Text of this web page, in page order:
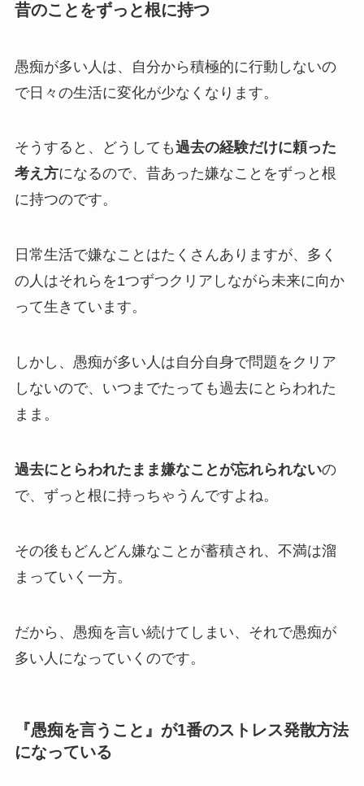
昔のことをずっと根に持つ
愚痴が多い人は、自分から積極的に行動しないの
で日々の生活に変化が少なくなります。
そうすると、どうしても過去の経験だけに頼った
考え方になるので、昔あった嫌なことをずっと根
に持つのです。
日常生活で嫌なことはたくさんありますが、多く
の人はそれらを1つずつクリアしながら未来に向か
って生きています。
しかし、愚痴が多い人は自分自身で問題をクリア
しないので、いつまでたっても過去にとらわれた
まま。
過去にとらわれたまま嫌なことが忘れられないの
で、ずっと根に持っちゃうんですよね。
その後もどんどん嫌なことが蓄積され、不満は溜
まっていく一方。
だから、愚痴を言い続けてしまい、それで愚痴が
多い人になっていくのです。
『愚痴を言うこと』が1番のストレス発散方法
になっている